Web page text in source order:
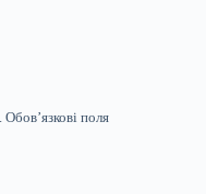
Обов’язкові поля